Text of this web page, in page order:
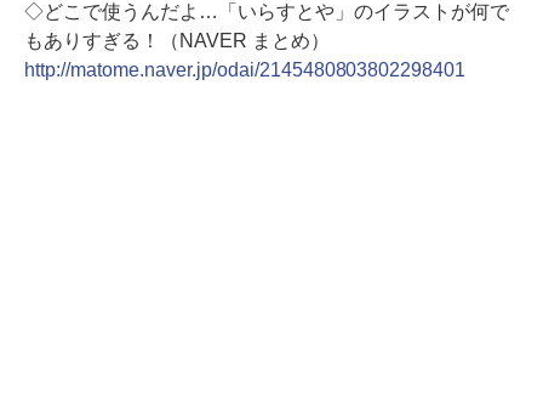
◇どこで使うんだよ…「いらすとや」のイラストが何で
もありすぎる！（NAVER まとめ）
http://matome.naver.jp/odai/2145480803802298401